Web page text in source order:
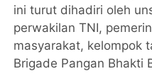
ini turut dihadiri oleh
perwakilan TNI,
masyarakat, kelompok
Brigade Pangan Bhakti